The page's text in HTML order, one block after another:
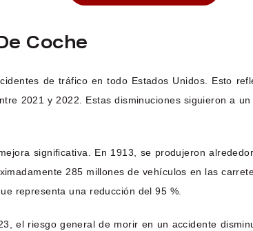
Coche
de tráfico en todo Estados Unidos. Esto
2021 y 2022. Estas disminuciones siguieron a
significativa. En 1913, se produjeron
285 millones de vehículos en las
representa una reducción del 95 %.
el riesgo general de morir en un accidente